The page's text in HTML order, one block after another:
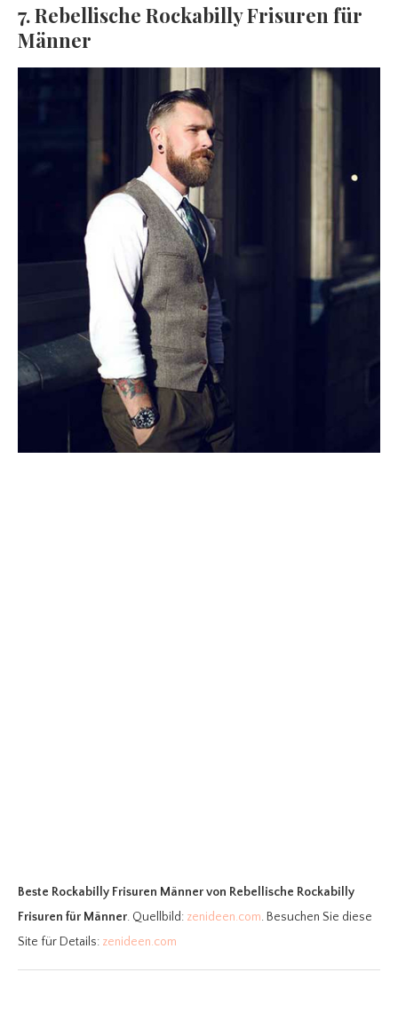
7. Rebellische Rockabilly Frisuren für
Männer
Beste Rockabilly Frisuren Männervon Rebellische Rockabilly
Frisuren für Männer. Quellbild: zenideen.com. Besuchen Sie diese
Site für Details: zenideen.com